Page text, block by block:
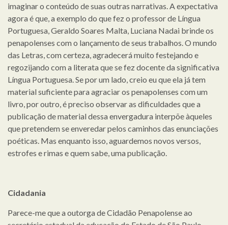
imaginar o conteúdo de suas outras narrativas. A expectativa
agora é que, a exemplo do que fez o professor de Língua
Portuguesa, Geraldo Soares Malta, Luciana Nadai brinde os
penapolenses com o lançamento de seus trabalhos. O mundo
das Letras, com certeza, agradecerá muito festejando e
regozijando com a literata que se fez docente da significativa
Língua Portuguesa. Se por um lado, creio eu que ela já tem
material suficiente para agraciar os penapolenses com um
livro, por outro, é preciso observar as dificuldades que a
publicação de material dessa envergadura interpõe àqueles
que pretendem se enveredar pelos caminhos das enunciações
poéticas. Mas enquanto isso, aguardemos novos versos,
estrofes e rimas e quem sabe, uma publicação.
Cidadania
Parece-me que a outorga de Cidadão Penapolense ao